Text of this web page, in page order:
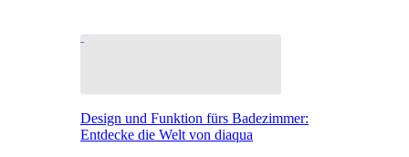
Design und Funktion fürs Badezimmer:
Entdecke die Welt von diaqua